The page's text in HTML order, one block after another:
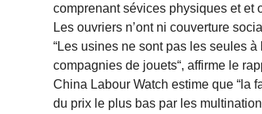
comprenant sévices physiques et et
Les ouvriers n’ont ni couverture
“Les usines ne sont pas les seules
compagnies de jouets“, affirme le
China Labour Watch estime que “la
du prix le plus bas par les